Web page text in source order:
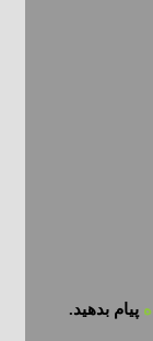
پیام بدهید.